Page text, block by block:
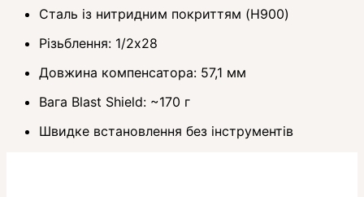
Сталь із нитридним покриттям (H900)
Різьблення: 1/2x28
Довжина компенсатора: 57,1 мм
Вага Blast Shield: ~170 г
Швидке встановлення без інструментів